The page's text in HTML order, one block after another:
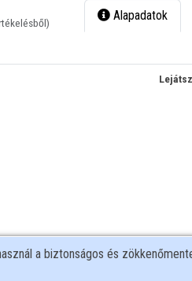
Alapadatok
a biztonságos és